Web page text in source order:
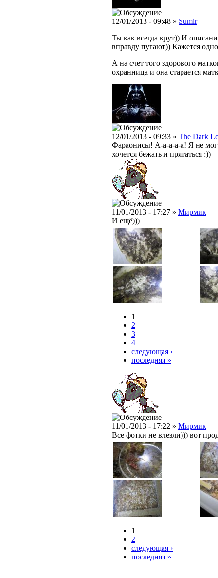
12/01/2013 - 09:48 » Sumir
Ты как всегда крут)) И
вправду пугают)) Кажется
А на счет того здорового
охранница и она старается
12/01/2013 - 09:33 » The Dark
Фараонисы! А-а-а-а-а! Я не
хочется бежать и прятаться :))
11/01/2013 - 17:27 » Мирмик
И ещё)))
1
2
3
4
следующая ›
последняя »
11/01/2013 - 17:22 » Мирмик
Все фотки не влезли))) вот
1
2
следующая ›
последняя »